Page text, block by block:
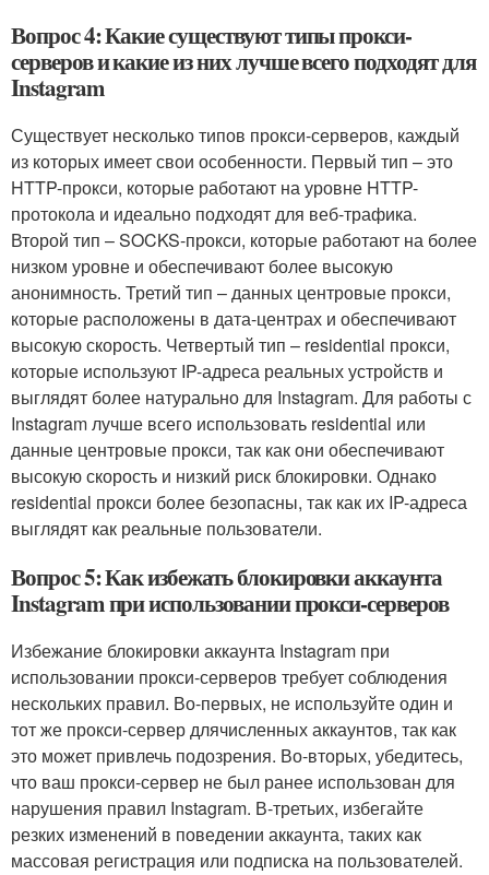
Вопрос 4: Какие существуют типы прокси-
серверов и какие из них лучше всего подходят для
Instagram
Существует несколько типов прокси-серверов, каждый
из которых имеет свои особенности. Первый тип – это
HTTP-прокси, которые работают на уровне HTTP-
протокола и идеально подходят для веб-трафика.
Второй тип – SOCKS-прокси, которые работают на более
низком уровне и обеспечивают более высокую
анонимность. Третий тип – данных центровые прокси,
которые расположены в дата-центрах и обеспечивают
высокую скорость. Четвертый тип – residential прокси,
которые используют IP-адреса реальных устройств и
выглядят более натурально для Instagram. Для работы с
Instagram лучше всего использовать residential или
данные центровые прокси, так как они обеспечивают
высокую скорость и низкий риск блокировки. Однако
residential прокси более безопасны, так как их IP-адреса
выглядят как реальные пользователи.
Вопрос 5: Как избежать блокировки аккаунта
Instagram при использовании прокси-серверов
Избежание блокировки аккаунта Instagram при
использовании прокси-серверов требует соблюдения
нескольких правил. Во-первых, не используйте один и
тот же прокси-сервер длячисленных аккаунтов, так как
это может привлечь подозрения. Во-вторых, убедитесь,
что ваш прокси-сервер не был ранее использован для
нарушения правил Instagram. В-третьих, избегайте
резких изменений в поведении аккаунта, таких как
массовая регистрация или подписка на пользователей.